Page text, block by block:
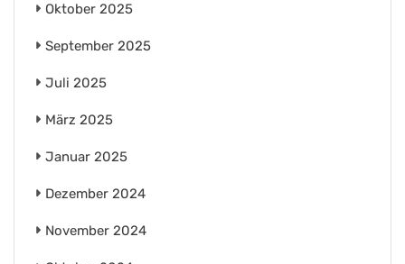
Oktober 2025
September 2025
Juli 2025
März 2025
Januar 2025
Dezember 2024
November 2024